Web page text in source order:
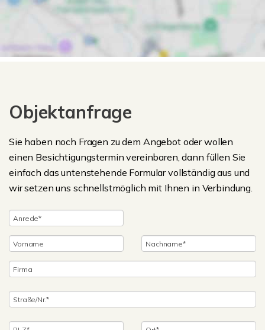
Objektanfrage
Sie haben noch Fragen zu dem Angebot oder wollen
einen Besichtigungstermin vereinbaren, dann füllen Sie
einfach das untenstehende Formular vollständig aus und
wir setzen uns schnellstmöglich mit Ihnen in Verbindung.